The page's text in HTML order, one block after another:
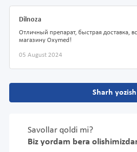
Dilnoza
Отличный препарат, быстрая доставка,
магазину Oxymed!
05 August 2024
Sharh yozish
Savollar qoldi mi?
Biz yordam bera